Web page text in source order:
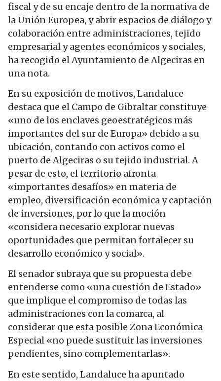
fiscal y de su encaje dentro de la normativa de
la Unión Europea, y abrir espacios de diálogo y
colaboración entre administraciones, tejido
empresarial y agentes económicos y sociales,
ha recogido el Ayuntamiento de Algeciras en
una nota.
En su exposición de motivos, Landaluce
destaca que el Campo de Gibraltar constituye
«uno de los enclaves geoestratégicos más
importantes del sur de Europa» debido a su
ubicación, contando con activos como el
puerto de Algeciras o su tejido industrial. A
pesar de esto, el territorio afronta
«importantes desafíos» en materia de
empleo, diversificación económica y captación
de inversiones, por lo que la moción
«considera necesario explorar nuevas
oportunidades que permitan fortalecer su
desarrollo económico y social».
El senador subraya que su propuesta debe
entenderse como «una cuestión de Estado»
que implique el compromiso de todas las
administraciones con la comarca, al
considerar que esta posible Zona Económica
Especial «no puede sustituir las inversiones
pendientes, sino complementarlas».
En este sentido, Landaluce ha apuntado